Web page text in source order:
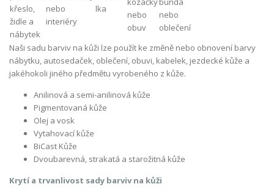
Naši sadu barviv na kůži lze použít ke změně nebo obnovení barvy
nábytku, autosedaček, oblečení, obuvi, kabelek, jezdecké kůže a
jakéhokoli jiného předmětu vyrobeného z kůže.
Anilinová a semi-anilinová kůže
Pigmentovaná kůže
Olej a vosk
Vytahovací kůže
BiCast Kůže
Dvoubarevná, strakatá a starožitná kůže
Krytí a trvanlivost sady barviv na kůži